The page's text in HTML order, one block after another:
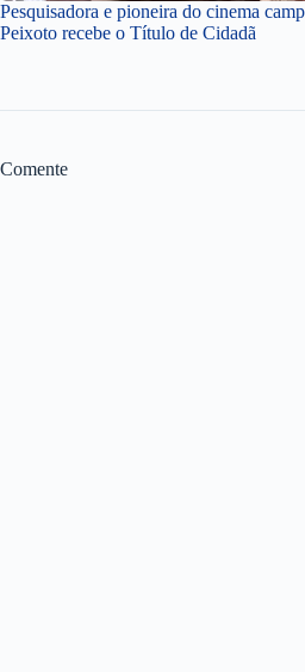
Pesquisadora e pioneira do cinema
Peixoto recebe o Título de Cidadã
Comente